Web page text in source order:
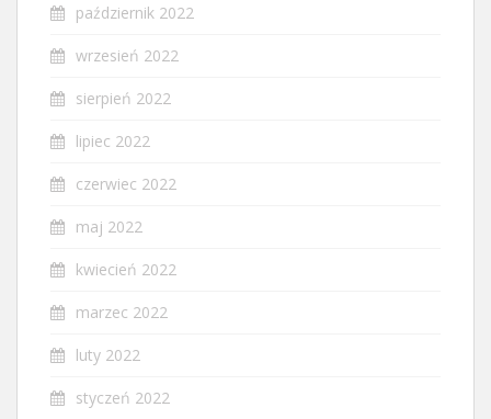
październik 2022
wrzesień 2022
sierpień 2022
lipiec 2022
czerwiec 2022
maj 2022
kwiecień 2022
marzec 2022
luty 2022
styczeń 2022